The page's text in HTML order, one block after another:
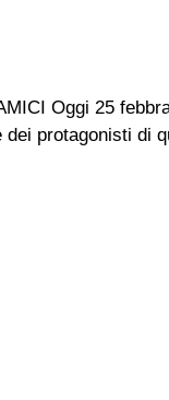
Oggi 25
protagonisti di